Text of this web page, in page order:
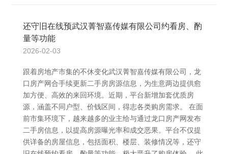
还守旧在线预武汉菁智嘉传媒有限公司约看房、酌
量等功能
2026-02-03
跟着房地产市集的不休变化武汉菁智嘉传媒有限公司，龙
口房产网合手续更新二手房房源信息，为生意两边提供愈
加方便、高效的来回环境。近期，平台新增加套优质房
源，涵盖不同户型、价钱区间，得志各类购房需求。 在面
前市集环境下，越来越多的业主给与通过龙口房产网发布
二手房信息，以提高房源曝光率和成交恶果。平台不仅提
供详备的房屋信息，包括面积、楼层、装修情况等，还守